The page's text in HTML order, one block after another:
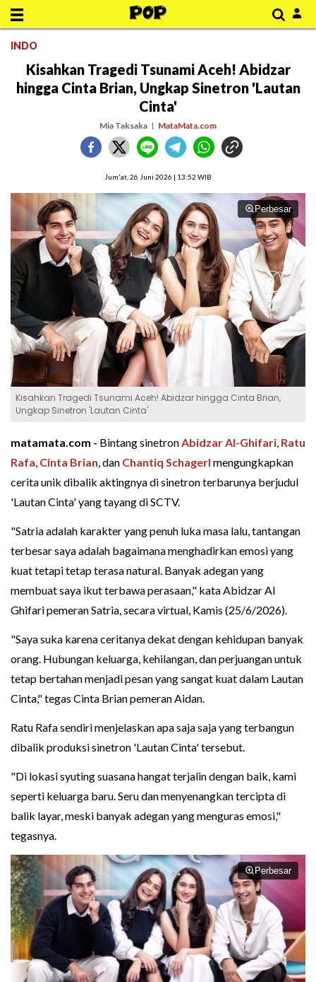
INDO
Kisahkan Tragedi Tsunami Aceh! Abidzar
hingga Cinta Brian, Ungkap Sinetron 'Lautan
Cinta'
Mia Taksaka MataMata.com
Jum'at, 26 Juni 2026 | 13:52 WIB
Perbesar
Kisahkan Tragedi Tsunami Aceh! Abidzar hingga Cinta Brian,
Ungkap Sinetron 'Lautan Cinta'
matamata.com - Bintang sinetronAbidzar Al-Ghifari, Ratu
Rafa, Cinta Brian, dan Chantiq Schagerl mengungkapkan
cerita unik dibalik aktingnya di sinetron terbarunya berjudul
'Lautan Cinta' yang tayang di SCTV.
"Satria adalah karakter yang penuh luka masa lalu, tantangan
terbesar saya adalah bagaimana menghadirkan emosi yang
kuat tetapi tetap terasa natural. Banyak adegan yang
membuat saya ikut terbawa perasaan," kata Abidzar Al
Ghifari pemeran Satria, secara virtual, Kamis (25/6/2026).
"Saya suka karena ceritanya dekat dengan kehidupan banyak
orang. Hubungan keluarga, kehilangan, dan perjuangan untuk
tetap bertahan menjadi pesan yang sangat kuat dalam Lautan
Cinta," tegas Cinta Brian pemeran Aidan.
Ratu Rafa sendiri menjelaskan apa saja saja yang terbangun
dibalik produksi sinetron 'Lautan Cinta' tersebut.
"Di lokasi syuting suasana hangat terjalin dengan baik, kami
seperti keluarga baru. Seru dan menyenangkan tercipta di
balik layar, meski banyak adegan yang menguras emosi,"
tegasnya.
Perbesar